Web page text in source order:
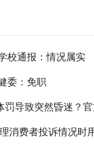
校通报：情况属实
委：免职